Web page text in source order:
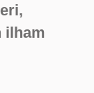
ilham